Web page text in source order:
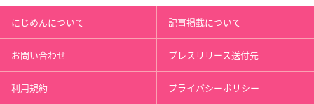
にじめんについて 記事掲載について
お問い合わせ プレスリリース送付先
利用規約 プライバシーポリシー